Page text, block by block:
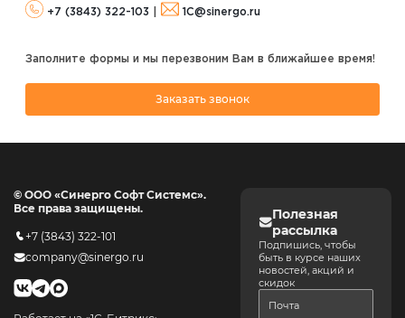
+7 (3843) 322-103 1C@sinergo.ru
Заполните формы и мы перезвоним Вам в ближайшее время!
Заказать звонок
© ООО «Синерго Софт Системс».
Все права защищены.
+7 (3843) 322-101
company@sinergo.ru
Полезная
рассылка
Подпишись, чтобы
быть в курсе наших
новостей, акций и
скидок